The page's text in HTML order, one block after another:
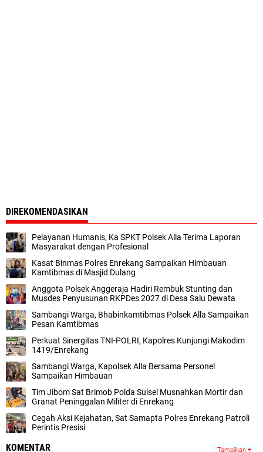
DIREKOMENDASIKAN
Pelayanan Humanis, Ka SPKT Polsek Alla Terima Laporan
Masyarakat dengan Profesional
Kasat Binmas Polres Enrekang Sampaikan Himbauan
Kamtibmas di Masjid Dulang
Anggota Polsek Anggeraja Hadiri Rembuk Stunting dan
Musdes Penyusunan RKPDes 2027 di Desa Salu Dewata
Sambangi Warga, Bhabinkamtibmas Polsek Alla Sampaikan
Pesan Kamtibmas
Perkuat Sinergitas TNI-POLRI, Kapolres Kunjungi Makodim
1419/Enrekang
Sambangi Warga, Kapolsek Alla Bersama Personel
Sampaikan Himbauan
Tim Jibom Sat Brimob Polda Sulsel Musnahkan Mortir dan
Granat Peninggalan Militer di Enrekang
Cegah Aksi Kejahatan, Sat Samapta Polres Enrekang Patroli
Perintis Presisi
KOMENTAR Tampilkan